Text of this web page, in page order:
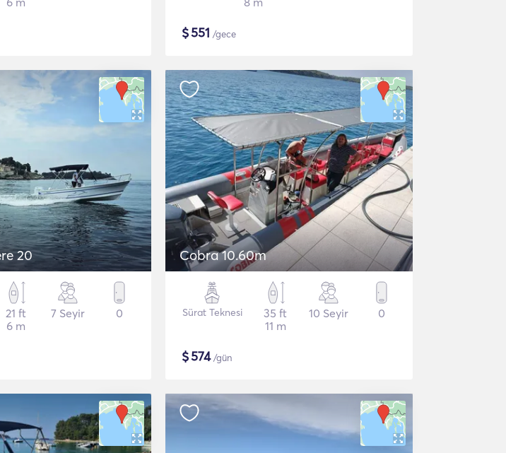
$551 /gece
20
21 ft
6 m
7 Seyir 0
Cobra 10.60m
Sürat Teknesi
35 ft
11 m
10 Seyir 0
$574/gün